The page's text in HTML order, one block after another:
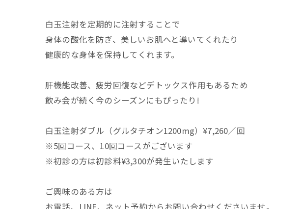
白玉注射を定期的に注射することで
身体の酸化を防ぎ、美しいお肌へと導いてくれたり
健康的な身体を保持してくれます。
肝機能改善、疲労回復などデトックス作用もあるため
飲み会が続く今のシーズンにもぴったり❕
白玉注射ダブル（グルタチオン1200mg）¥7,260／回
※5回コース、10回コースがございます
※初診の方は初診料¥3,300が発生いたします
ご興味のある方は
お電話、LINE、ネット予約からお問い合わせくださいませ。